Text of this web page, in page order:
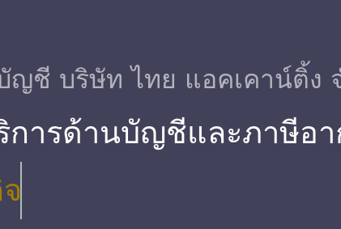
ญชี บริษัท ไทย แอคเคาน์ติ้ง
การด้านบัญชีและภาษีอา